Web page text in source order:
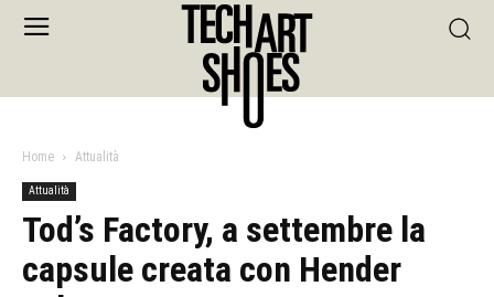
Home Attualità
Attualità
Tod’s Factory, a settembre la
capsule creata con Hender